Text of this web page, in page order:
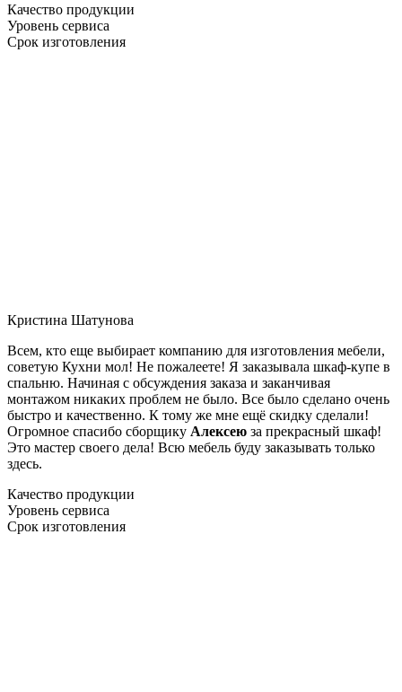
Качество продукции
Уровень сервиса
Срок изготовления
Кристина Шатунова
Всем, кто еще выбирает компанию для изготовления мебели,
советую Кухни мол! Не пожалеете! Я заказывала шкаф-купе в
спальню. Начиная с обсуждения заказа и заканчивая
монтажом никаких проблем не было. Все было сделано очень
быстро и качественно. К тому же мне ещё скидку сделали!
Огромное спасибо сборщику Алексею за прекрасный шкаф!
Это мастер своего дела! Всю мебель буду заказывать только
здесь.
Качество продукции
Уровень сервиса
Срок изготовления